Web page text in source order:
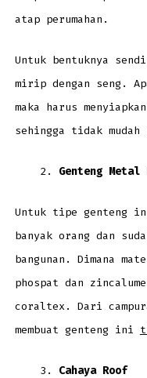
atap perumahan.
Untuk bentuknya
mirip dengan seng.
maka harus
sehingga tidak
Genteng
Untuk tipe genteng
banyak orang dan
bangunan. Dimana
phospat dan
coraltex. Dari
membuat genteng ini
Cahaya Roof